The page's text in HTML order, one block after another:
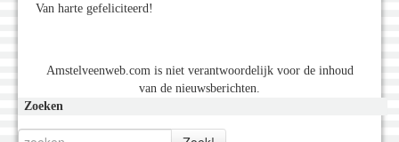
Van harte gefeliciteerd!
Amstelveenweb.com is niet verantwoordelijk voor de inhoud
van de nieuwsberichten.
Zoeken